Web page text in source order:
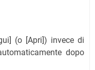
(o [Apri]) invece di
dopo